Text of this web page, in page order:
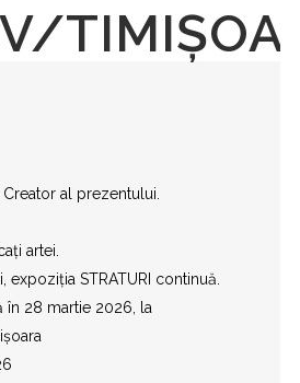
al prezentului.
artei.
expoziția STRATURI continuă.
în 28 martie 2026, la